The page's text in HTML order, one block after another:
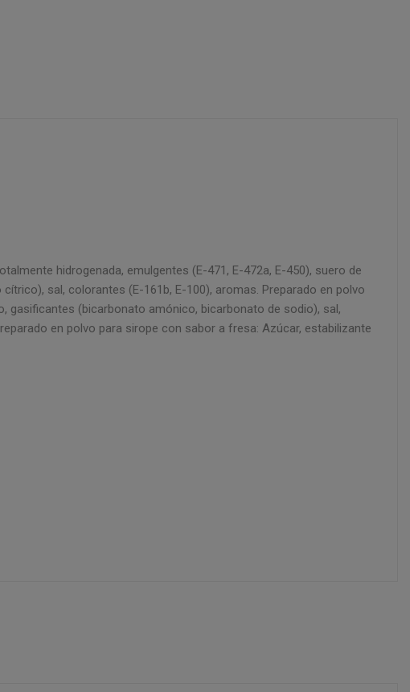
hidrogenada, emulgentes (E-471, E-472a, E-450), suero de
sal, colorantes (E-161b, E-100), aromas. Preparado en polvo
gasificantes (bicarbonato amónico, bicarbonato de sodio), sal,
en polvo para sirope con sabor a fresa: Azúcar, estabilizante